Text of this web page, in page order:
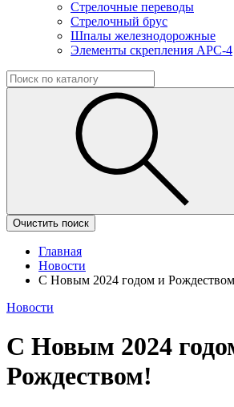
Стрелочные переводы
Стрелочный брус
Шпалы железнодорожные
Элементы скрепления АРС-4
Очистить поиск
Главная
Новости
С Новым 2024 годом и
Новости
С Новым 2024
Рождеством!